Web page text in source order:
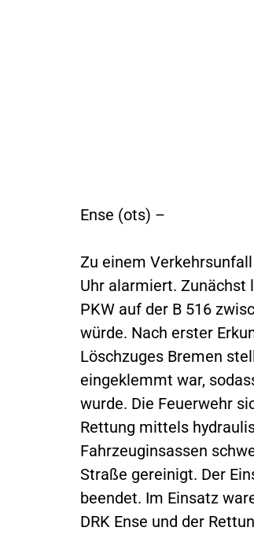
Ense (ots) –
Zu einem
Uhr alarmiert. Zunächst
PKW auf der B 516
würde. Nach erster
Löschzuges Bremen
eingeklemmt war,
wurde. Die Feuerwehr
Rettung mittels
Fahrzeuginsassen
Straße gereinigt. Der
beendet. Im Einsatz
DRK Ense und der